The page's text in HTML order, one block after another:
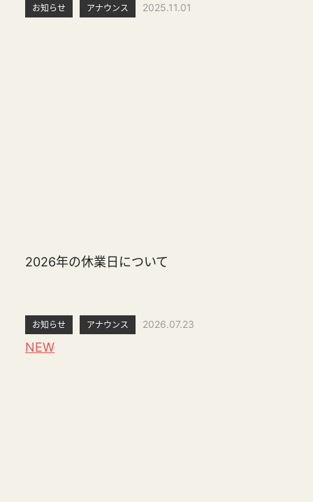
お知らせ アナウンス 2025.11.01
2026年の休業日について
お知らせ アナウンス 2026.07.23
NEW